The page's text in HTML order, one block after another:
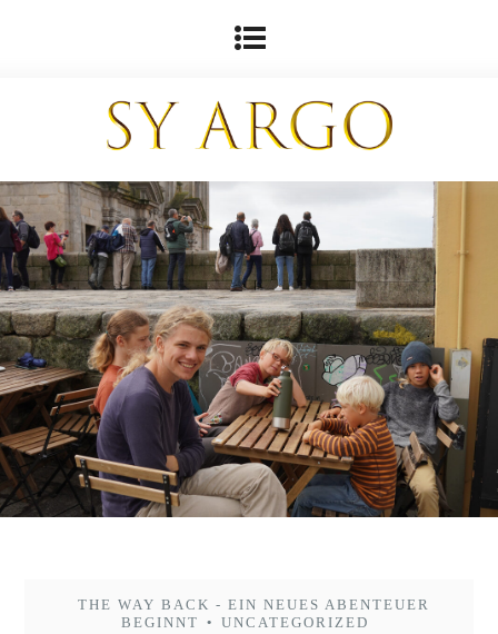
THE WAY BACK - EIN NEUES ABENTEUER
BEGINNT
• UNCATEGORIZED